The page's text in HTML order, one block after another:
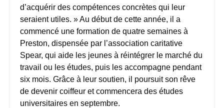
d’acquérir des compétences concrètes qui leur
seraient utiles. » Au début de cette année, il a
commencé une formation de quatre semaines à
Preston, dispensée par l’association caritative
Spear, qui aide les jeunes à réintégrer le marché du
travail ou les études, puis les accompagne pendant
six mois. Grâce à leur soutien, il poursuit son rêve
de devenir coiffeur et commencera des études
universitaires en septembre.